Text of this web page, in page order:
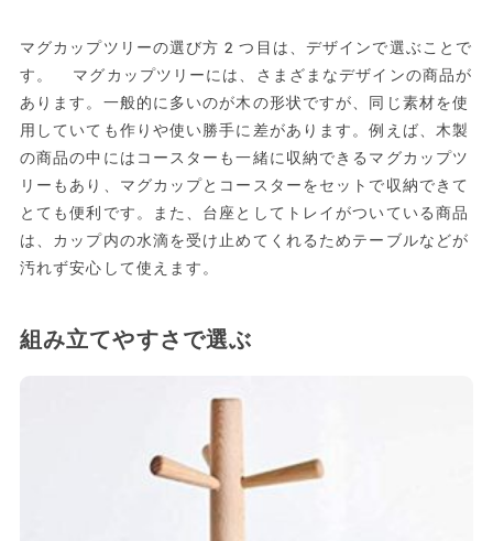
マグカップツリーの選び方2つ目は、デザインで選ぶことで
す。 マグカップツリーには、さまざまなデザインの商品が
あります。一般的に多いのが木の形状ですが、同じ素材を使
用していても作りや使い勝手に差があります。例えば、木製
の商品の中にはコースターも一緒に収納できるマグカップツ
リーもあり、マグカップとコースターをセットで収納できて
とても便利です。また、台座としてトレイがついている商品
は、カップ内の水滴を受け止めてくれるためテーブルなどが
汚れず安心して使えます。
組み立てやすさで選ぶ